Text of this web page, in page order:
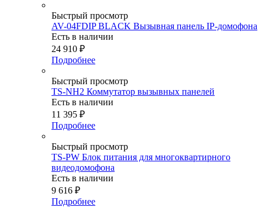
Быстрый просмотр
AV-04FDIP BLACK Вызывная панель IP-домофона
Есть в наличии
24 910 ₽
Подробнее
Быстрый просмотр
TS-NH2 Коммутатор вызывных панелей
Есть в наличии
11 395 ₽
Подробнее
Быстрый просмотр
TS-PW Блок питания для многоквартирного
видеодомофона
Есть в наличии
9 616 ₽
Подробнее